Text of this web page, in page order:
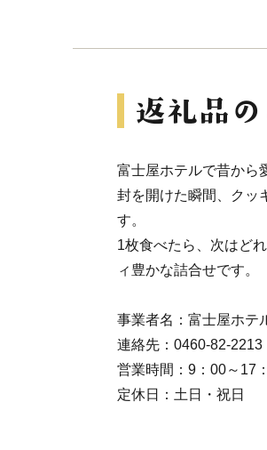
富士屋ホテルで昔から
封を開けた瞬間、クッ
す。
1枚食べたら、次はど
ィ豊かな詰合せです。
事業者名：富士屋ホテ
連絡先：0460-82-2213
営業時間：9：00～17
定休日：土日・祝日